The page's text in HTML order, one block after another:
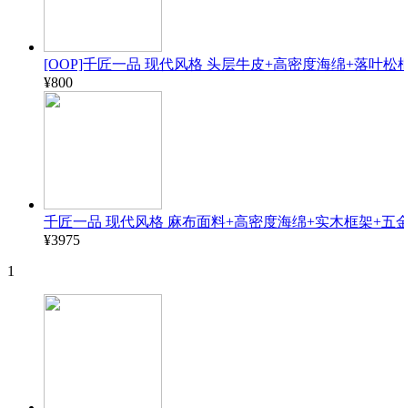
[OOP]千匠一品 现代风格 头层牛皮+高密度海绵+落叶
¥800
千匠一品 现代风格 麻布面料+高密度海绵+实木框架+五
¥3975
1